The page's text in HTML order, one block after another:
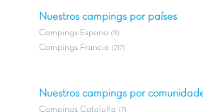
Nuestros campings por países
Campings Espana (9)
Campings Francia (217)
Nuestros campings por
Campings Cataluña (7)